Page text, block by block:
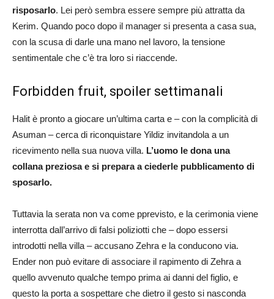
risposarlo. Lei però sembra essere sempre più attratta da
Kerim. Quando poco dopo il manager si presenta a casa sua,
con la scusa di darle una mano nel lavoro, la tensione
sentimentale che c’è tra loro si riaccende.
Forbidden fruit, spoiler settimanali
Halit è pronto a giocare un’ultima carta e – con la complicità di
Asuman – cerca di riconquistare Yildiz invitandola a un
ricevimento nella sua nuova villa. L’uomo le dona una
collana preziosa e si prepara a ciederle pubblicamento di
sposarlo.
Tuttavia la serata non va come pprevisto, e la cerimonia viene
interrotta dall’arrivo di falsi poliziotti che – dopo essersi
introdotti nella villa – accusano Zehra e la conducono via.
Ender non può evitare di associare il rapimento di Zehra a
quello avvenuto qualche tempo prima ai danni del figlio, e
questo la porta a sospettare che dietro il gesto si nasconda